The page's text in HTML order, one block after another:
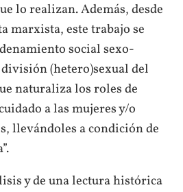
lo realizan. Además, desde
marxista, este trabajo se
social sexo-
(hetero)sexual del
naturaliza los roles de
a las mujeres y/o
llevándoles a condición de
y de una lectura histórica